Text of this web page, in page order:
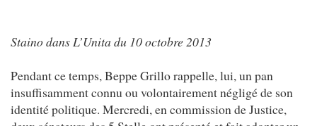
Staino dans L’Unita du 10 octobre 2013
Pendant ce temps, Beppe Grillo rappelle, lui, un pan
insuffisamment connu ou volontairement négligé de son
identité politique. Mercredi, en commission de Justice,